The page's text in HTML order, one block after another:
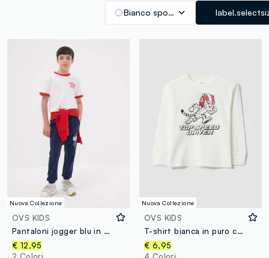
Bianco sporco
Nuova Collezione
OVS KIDS
Pantaloni jogger blu in puro cotone con stampa per ragazzo
€ 12,95
Nuova Collezione
OVS KIDS
T-shirt bianca in puro cotone con girocollo e stampa Top Speed Driver
€ 6,95